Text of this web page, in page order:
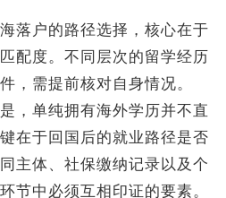
户的路径选择，核心在于
配度。不同层次的留学经历
，需提前核对自身情况。
单纯拥有海外学历并不直
在于回国后的就业路径是否
主体、社保缴纳记录以及个
节中必须互相印证的要素。